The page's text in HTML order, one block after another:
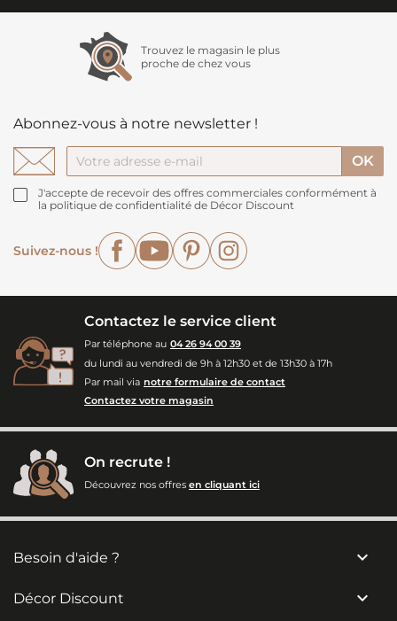
Trouvez le magasin le plus
proche de chez vous
Abonnez-vous à notre newsletter !
J'accepte de recevoir des offres commerciales conformément à
la politique de confidentialité de Décor Discount
Suivez-nous !
FacebookYouTubePinterest
Contactez le service client
Par téléphone au 04 26 94 00 39
du lundi au vendredi de 9h à 12h30 et de 13h30 à 17h
Par mail via notre formulaire de contact
Contactez votre magasin
On recrute !
Découvrez nos offres en cliquant ici
Besoin d'aide ? 
Décor Discount 